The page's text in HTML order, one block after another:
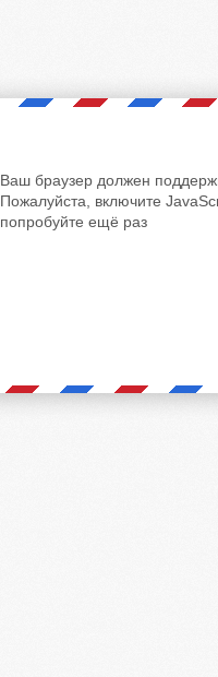
Ваш браузер должен
Пожалуйста, включите
попробуйте ещё раз